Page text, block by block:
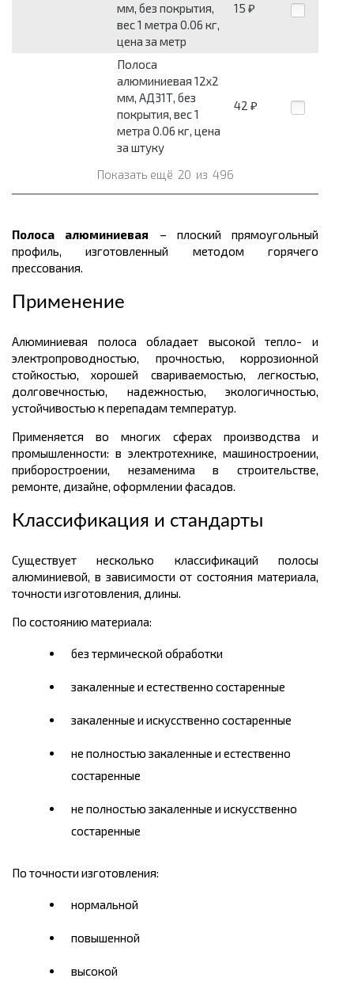
мм, без покрытия,
вес 1 метра 0.06 кг,
цена за метр
15 ₽
Полоса
алюминиевая 12x2
мм, АД31Т, без
покрытия, вес 1
метра 0.06 кг, цена
за штуку
42 ₽
Показать ещё 20 из 496
Полоса алюминиевая – плоский прямоугольный
профиль, изготовленный методом горячего
прессования.
Применение
Алюминиевая полоса обладает высокой тепло- и
электропроводностью, прочностью, коррозионной
стойкостью, хорошей свариваемостью, легкостью,
долговечностью, надежностью, экологичностью,
устойчивостью к перепадам температур.
Применяется во многих сферах производства и
промышленности: в электротехнике, машиностроении,
приборостроении, незаменима в строительстве,
ремонте, дизайне, оформлении фасадов.
Классификация и стандарты
Существует несколько классификаций полосы
алюминиевой, в зависимости от состояния материала,
точности изготовления, длины.
По состоянию материала:
без термической обработки
закаленные и естественно состаренные
закаленные и искусственно состаренные
не полностью закаленные и естественно
состаренные
не полностью закаленные и искусственно
состаренные
По точности изготовления:
нормальной
повышенной
высокой